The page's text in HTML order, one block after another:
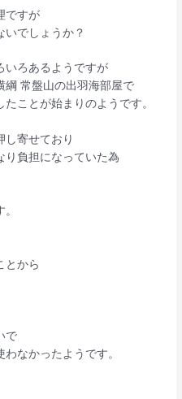
ですが
いでしょうか？
いろあるようですが
綱 常盤山の出羽海部屋で
ことが始まりのようです。
し寄せており
り負担になっていた為
とから
で
なかったようです。